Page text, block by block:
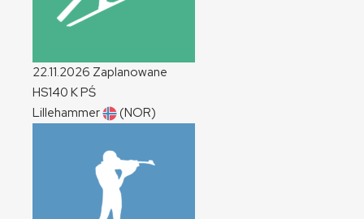
22.11.2026 Zaplanowane
HS140 KPŚ
Lillehammer
(NOR)